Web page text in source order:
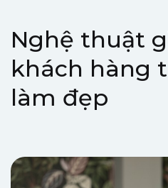
Nghệ thuật
khách hàng
làm đẹp